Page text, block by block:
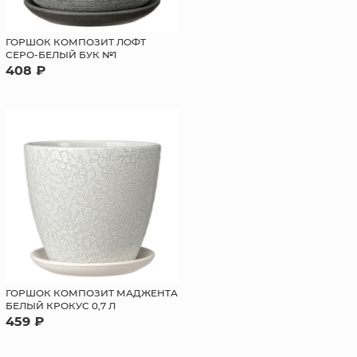
ГОРШОК КОМПОЗИТ ЛОФТ
СЕРО-БЕЛЫЙ БУК №1
408 ₽
ГОРШОК КОМПОЗИТ МАДЖЕНТА
БЕЛЫЙ КРОКУС 0,7 Л
459 ₽